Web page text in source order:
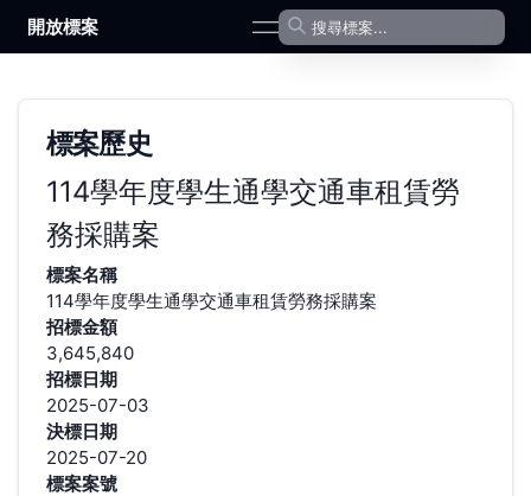
開放標案 open navigation menu
標案歷史
114學年度學生通學交通車租賃勞
務採購案
標案名稱
114學年度學生通學交通車租賃勞務採購案
招標金額
3,645,840
招標日期
2025-07-03
決標日期
2025-07-20
標案案號